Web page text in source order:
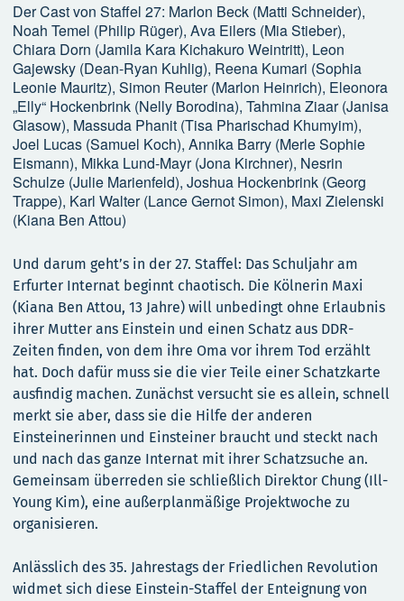
Der Cast von Staffel 27: Marlon Beck (Matti Schneider),
Noah Temel (Philip Rüger), Ava Eilers (Mia Stieber),
Chiara Dorn (Jamila Kara Kichakuro Weintritt), Leon
Gajewsky (Dean-Ryan Kuhlig), Reena Kumari (Sophia
Leonie Mauritz), Simon Reuter (Marlon Heinrich), Eleonora
„Elly“ Hockenbrink (Nelly Borodina), Tahmina Ziaar (Janisa
Glasow), Massuda Phanit (Tisa Pharischad Khumyim),
Joel Lucas (Samuel Koch), Annika Barry (Merle Sophie
Eismann), Mikka Lund-Mayr (Jona Kirchner), Nesrin
Schulze (Julie Marienfeld), Joshua Hockenbrink (Georg
Trappe), Karl Walter (Lance Gernot Simon), Maxi Zielenski
(Kiana Ben Attou)
Und darum geht’s in der 27. Staffel: Das Schuljahr am
Erfurter Internat beginnt chaotisch. Die Kölnerin Maxi
(Kiana Ben Attou, 13 Jahre) will unbedingt ohne Erlaubnis
ihrer Mutter ans Einstein und einen Schatz aus DDR-
Zeiten finden, von dem ihre Oma vor ihrem Tod erzählt
hat. Doch dafür muss sie die vier Teile einer Schatzkarte
ausfindig machen. Zunächst versucht sie es allein, schnell
merkt sie aber, dass sie die Hilfe der anderen
Einsteinerinnen und Einsteiner braucht und steckt nach
und nach das ganze Internat mit ihrer Schatzsuche an.
Gemeinsam überreden sie schließlich Direktor Chung (Ill-
Young Kim), eine außerplanmäßige Projektwoche zu
organisieren.
Anlässlich des 35. Jahrestags der Friedlichen Revolution
widmet sich diese Einstein-Staffel der Enteignung von